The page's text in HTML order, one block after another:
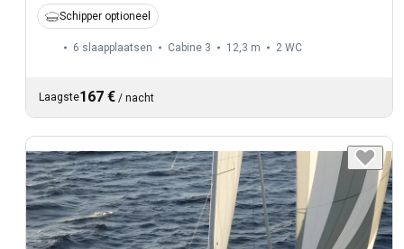
Schipper optioneel
6 slaapplaatsen Cabine 3 12,3 m 2 WC
Laagste167 € / nacht